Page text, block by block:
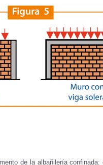
de la albañilería